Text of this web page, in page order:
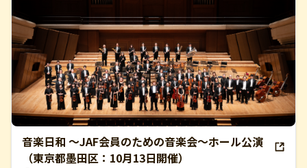
音楽日和 ～JAF会員のための音楽会～ホール公演
（東京都墨田区：10月13日開催）